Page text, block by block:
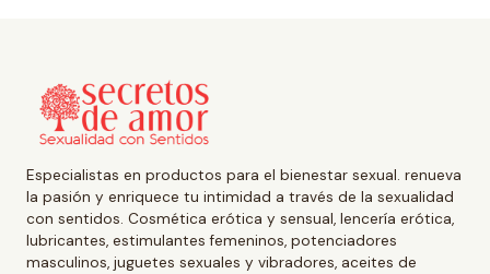
Especialistas en productos para el bienestar sexual. renueva
la pasión y enriquece tu intimidad a través de la sexualidad
con sentidos. Cosmética erótica y sensual, lencería erótica,
lubricantes, estimulantes femeninos, potenciadores
masculinos, juguetes sexuales y vibradores, aceites de